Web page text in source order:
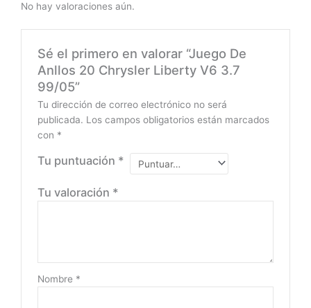
No hay valoraciones aún.
Sé el primero en valorar “Juego De
Anllos 20 Chrysler Liberty V6 3.7
99/05”
Tu dirección de correo electrónico no será
publicada. Los campos obligatorios están marcados
con *
Tu puntuación *
Tu valoración *
Nombre *